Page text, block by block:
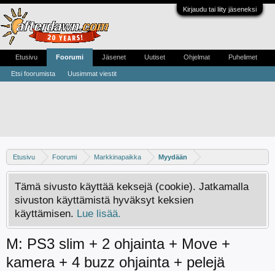
Kirjaudu tai liity jäseneksi
Etusivu Foorumi Markkinapaikka Myydään
Tämä sivusto käyttää keksejä (cookie). Jatkamalla
sivuston käyttämistä hyväksyt keksien
käyttämisen. Lue lisää.
M: PS3 slim + 2 ohjainta + Move +
kamera + 4 buzz ohjainta + pelejä
Etusivu Foorumi
Etsi foorumista Uusimmat viestit
Jäsenet Uutiset Ohjelmat Puhelimet